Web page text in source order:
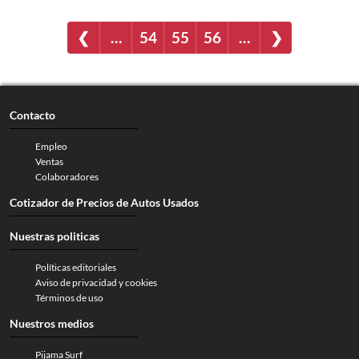
❮ … 54 55 56 … ❯
Contacto
Empleo
Ventas
Colaboradores
Cotizador de Precios de Autos Usados
Nuestras politicas
Políticas editoriales
Aviso de privacidad y cookies
Términos de uso
Nuestros medios
Pijama Surf